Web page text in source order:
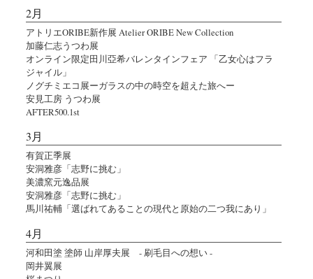
2月
アトリエORIBE新作展 Atelier ORIBE New Collection
加藤仁志うつわ展
オンライン限定田川亞希バレンタインフェア 「乙女心はフラ
ジャイル」
ノグチミエコ展ーガラスの中の時空を超えた旅へー
安見工房 うつわ展
AFTER500.1st
3月
有賀正季展
安洞雅彦「志野に挑む」
美濃窯元逸品展
安洞雅彦「志野に挑む」
馬川祐輔「選ばれてあることの現代と原始の二つ我にあり」
4月
河和田塗 塗師 山岸厚夫展 - 刷毛目への想い -
岡井翼展